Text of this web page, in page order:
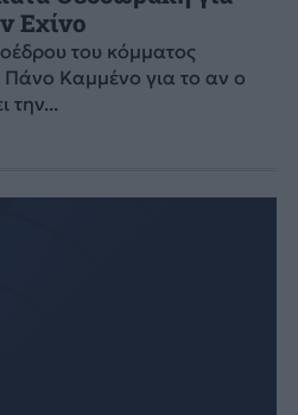
Εχίνο
του κόμματος
Καμμένο για το αν ο
την...